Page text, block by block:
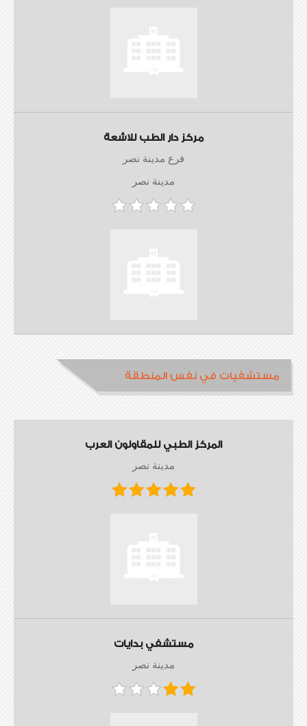
مركز دار الطب للاشعة
فرع مدينة نصر
مدينة نصر
مستشفيات في نفس المنطقة
المركز الطبي للمقاولون العرب
مدينة نصر
مستشفي بدايات
مدينة نصر